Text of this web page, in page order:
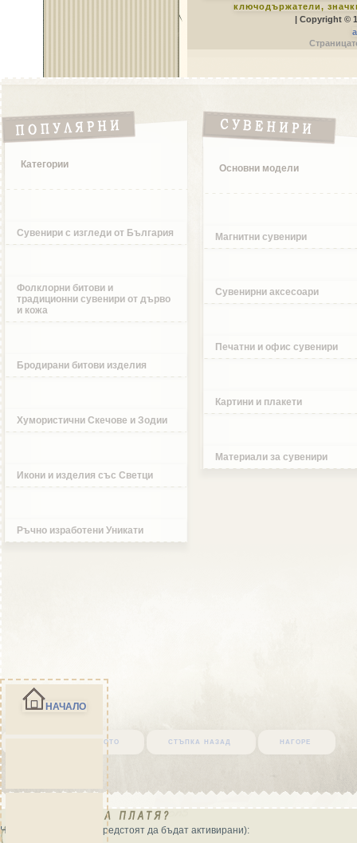
ключодържатели,
| Copyright ©
Категории
Сувенири с изгледи от България
Фолклорни битови и
традиционни сувенири от дърво
и кожа
Бродирани битови изделия
Хумористични Скечове и Зодии
Икони и изделия със Светци
Ръчно изработени Уникати
Основни модели
Магнитни сувенири
Сувенирни аксесоари
Печатни и офис сувенири
Картини и плакети
Материали за сувенири
върни се в началото стъпка назад нагоре
Начини на плащане (предстоят да бъдат активирани):
НАЧАЛО